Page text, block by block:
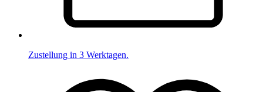
Zustellung in 3 Werktagen.